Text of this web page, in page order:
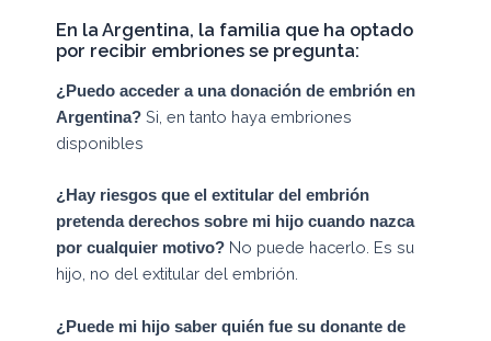
En la Argentina, la familia que ha optado
por recibir embriones se pregunta:
¿Puedo acceder a una donación de embrión en
Argentina? Si, en tanto haya embriones
disponibles
¿Hay riesgos que el extitular del embrión
pretenda derechos sobre mi hijo cuando nazca
por cualquier motivo?No puede hacerlo. Es su
hijo, no del extitular del embrión.
¿Puede mi hijo saber quién fue su donante de